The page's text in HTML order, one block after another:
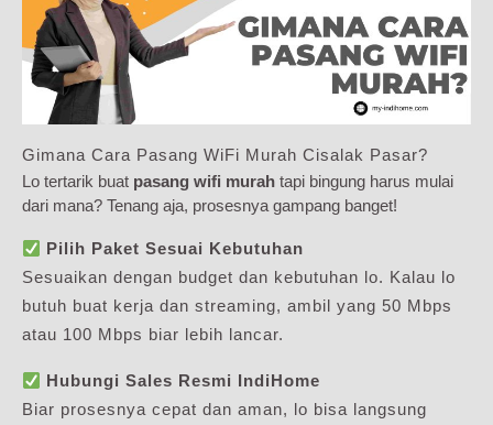
Gimana Cara Pasang WiFi Murah Cisalak Pasar?
Lo tertarik buat pasang wifi murah tapi bingung harus mulai
dari mana? Tenang aja, prosesnya gampang banget!
Pilih Paket Sesuai Kebutuhan
Sesuaikan dengan budget dan kebutuhan lo. Kalau lo
butuh buat kerja dan streaming, ambil yang 50 Mbps
atau 100 Mbps biar lebih lancar.
Hubungi Sales Resmi IndiHome
Biar prosesnya cepat dan aman, lo bisa langsung